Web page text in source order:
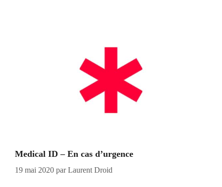
Medical ID – En cas d’urgence
19 mai 2020 parLaurent Droid